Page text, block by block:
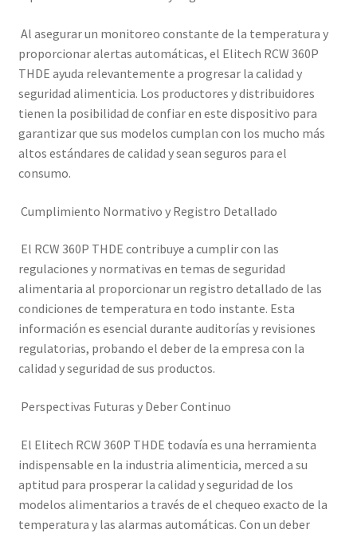
Al asegurar un monitoreo constante de la temperatura y
proporcionar alertas automáticas, el Elitech RCW 360P
THDE ayuda relevantemente a progresar la calidad y
seguridad alimenticia. Los productores y distribuidores
tienen la posibilidad de confiar en este dispositivo para
garantizar que sus modelos cumplan con los mucho más
altos estándares de calidad y sean seguros para el
consumo.
Cumplimiento Normativo y Registro Detallado
El RCW 360P THDE contribuye a cumplir con las
regulaciones y normativas en temas de seguridad
alimentaria al proporcionar un registro detallado de las
condiciones de temperatura en todo instante. Esta
información es esencial durante auditorías y revisiones
regulatorias, probando el deber de la empresa con la
calidad y seguridad de sus productos.
Perspectivas Futuras y Deber Continuo
El Elitech RCW 360P THDE todavía es una herramienta
indispensable en la industria alimenticia, merced a su
aptitud para prosperar la calidad y seguridad de los
modelos alimentarios a través de el chequeo exacto de la
temperatura y las alarmas automáticas. Con un deber